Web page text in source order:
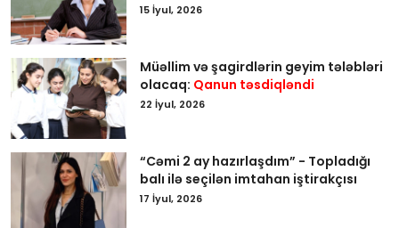
15 İyul, 2026
Müəllim və şagirdlərin geyim tələbləri
olacaq: Qanun təsdiqləndi
22 İyul, 2026
“Cəmi 2 ay hazırlaşdım” - Topladığı
balı ilə seçilən imtahan iştirakçısı
17 İyul, 2026